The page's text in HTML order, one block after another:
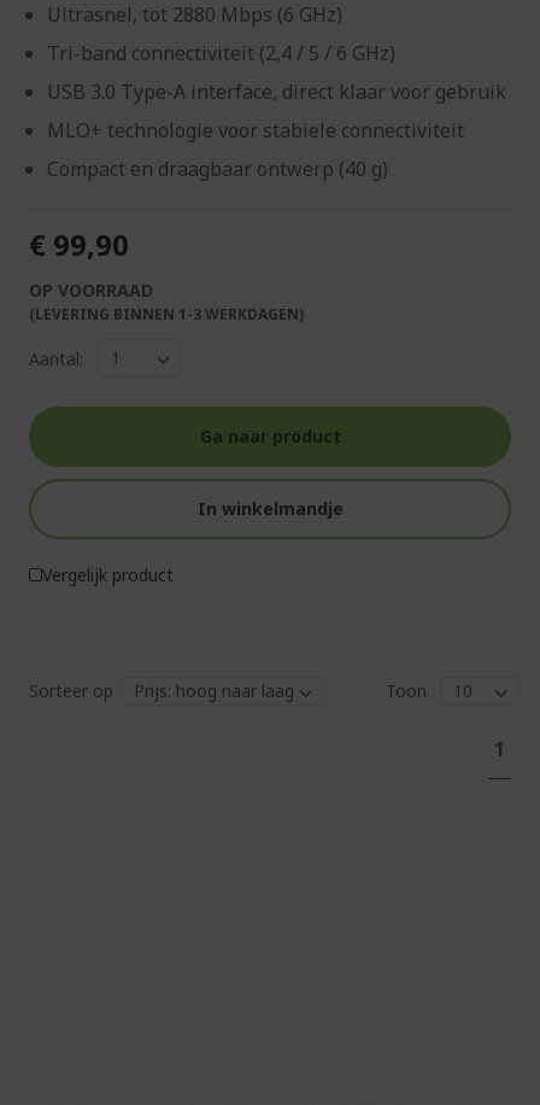
Ultrasnel, tot 2880 Mbps (6 GHz)
Tri-band connectiviteit (2,4 / 5 / 6 GHz)
USB 3.0 Type-A interface, direct klaar voor gebruik
MLO+ technologie voor stabiele connectiviteit
Compact en draagbaar ontwerp (40 g)
€ 99,90
OP VOORRAAD
(LEVERING BINNEN 1-3 WERKDAGEN)
Aantal:
Ga naar product
In winkelmandje
Vergelijk product
Sorteer op
Toon
U
lees
1